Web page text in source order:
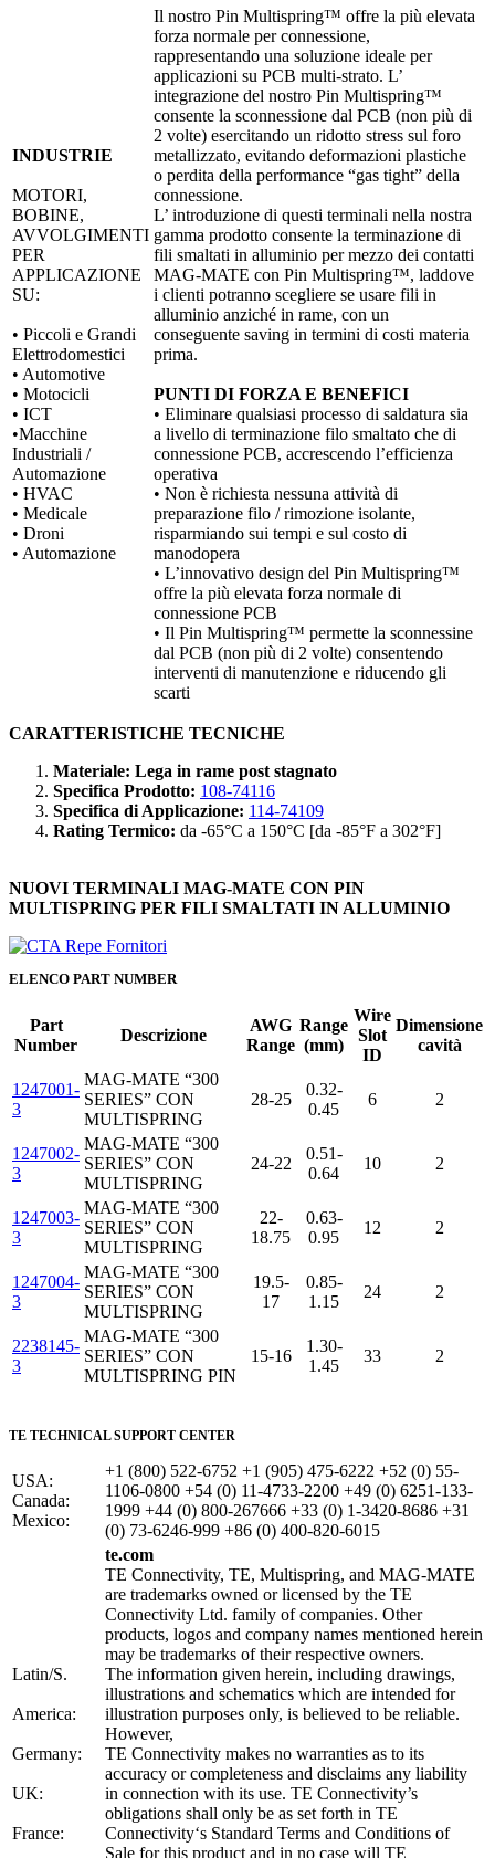
INDUSTRIE
MOTORI,
BOBINE,
AVVOLGIMENTI
PER
APPLICAZIONE
SU:
• Piccoli e Grandi
Elettrodomestici
• Automotive
• Motocicli
• ICT
•Macchine
Industriali /
Automazione
• HVAC
• Medicale
• Droni
• Automazione
Il nostro Pin Multispring™ offre la più elevata
forza normale per connessione,
rappresentando una soluzione ideale per
applicazioni su PCB multi-strato. L’
integrazione del nostro Pin Multispring™
consente la sconnessione dal PCB (non più di
2 volte) esercitando un ridotto stress sul foro
metallizzato, evitando deformazioni plastiche
o perdita della performance “gas tight” della
connessione.
L’ introduzione di questi terminali nella nostra
gamma prodotto consente la terminazione di
fili smaltati in alluminio per mezzo dei contatti
MAG-MATE con Pin Multispring™, laddove
i clienti potranno scegliere se usare fili in
alluminio anziché in rame, con un
conseguente saving in termini di costi materia
prima.
PUNTI DI FORZA E BENEFICI
• Eliminare qualsiasi processo di saldatura sia
a livello di terminazione filo smaltato che di
connessione PCB, accrescendo l’efficienza
operativa
• Non è richiesta nessuna attività di
preparazione filo / rimozione isolante,
risparmiando sui tempi e sul costo di
manodopera
• L’innovativo design del Pin Multispring™
offre la più elevata forza normale di
connessione PCB
• Il Pin Multispring™ permette la sconnessine
dal PCB (non più di 2 volte) consentendo
interventi di manutenzione e riducendo gli
scarti
CARATTERISTICHE TECNICHE
Materiale: Lega in rame post stagnato
Specifica Prodotto: 108-74116
Specifica di Applicazione: 114-74109
Rating Termico: da -65°C a 150°C [da -85°F a 302°F]
NUOVI TERMINALI MAG-MATE CON PIN
MULTISPRING PER FILI SMALTATI IN ALLUMINIO
ELENCO PART NUMBER
Part
Number
Descrizione
AWG
Range
Range
(mm)
Wire
Slot
ID
Dimensione
cavità
1247001-
3
MAG-MATE “300
SERIES” CON
MULTISPRING
28-25
0.32-
0.45
6 2
1247002-
3
MAG-MATE “300
SERIES” CON
MULTISPRING
24-22
0.51-
0.64
10 2
1247003-
3
MAG-MATE “300
SERIES” CON
MULTISPRING
22-
18.75
0.63-
0.95
12 2
1247004-
3
MAG-MATE “300
SERIES” CON
MULTISPRING
19.5-
17
0.85-
1.15
24 2
2238145-
3
MAG-MATE “300
SERIES” CON
MULTISPRING PIN
15-16
1.30-
1.45
33 2
TE TECHNICAL SUPPORT CENTER
USA:
Canada:
Mexico:
+1 (800) 522-6752 +1 (905) 475-6222 +52 (0) 55-
1106-0800 +54 (0) 11-4733-2200 +49 (0) 6251-133-
1999 +44 (0) 800-267666 +33 (0) 1-3420-8686 +31
(0) 73-6246-999 +86 (0) 400-820-6015
Latin/S.
America:
Germany:
UK:
France:
te.com
TE Connectivity, TE, Multispring, and MAG-MATE
are trademarks owned or licensed by the TE
Connectivity Ltd. family of companies. Other
products, logos and company names mentioned herein
may be trademarks of their respective owners.
The information given herein, including drawings,
illustrations and schematics which are intended for
illustration purposes only, is believed to be reliable.
However,
TE Connectivity makes no warranties as to its
accuracy or completeness and disclaims any liability
in connection with its use. TE Connectivity’s
obligations shall only be as set forth in TE
Connectivity‘s Standard Terms and Conditions of
Sale for this product and in no case will TE